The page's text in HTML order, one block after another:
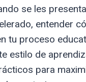
se les
entender
tu proceso
estilo de
para